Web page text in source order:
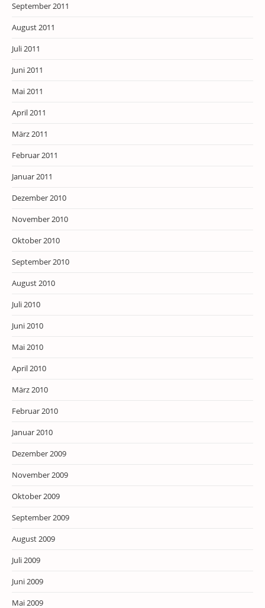
September 2011
August 2011
Juli 2011
Juni 2011
Mai 2011
April 2011
März 2011
Februar 2011
Januar 2011
Dezember 2010
November 2010
Oktober 2010
September 2010
August 2010
Juli 2010
Juni 2010
Mai 2010
April 2010
März 2010
Februar 2010
Januar 2010
Dezember 2009
November 2009
Oktober 2009
September 2009
August 2009
Juli 2009
Juni 2009
Mai 2009